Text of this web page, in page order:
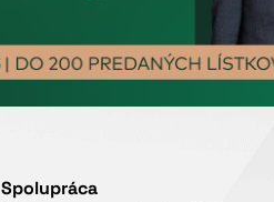
Spolupráca